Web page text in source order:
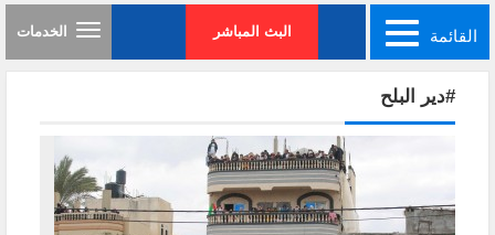
القائمة البث المباشر الخدمات
#دير البلح